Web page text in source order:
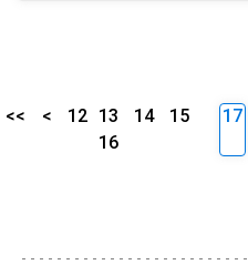
<< < 12 13 14
15
16
17